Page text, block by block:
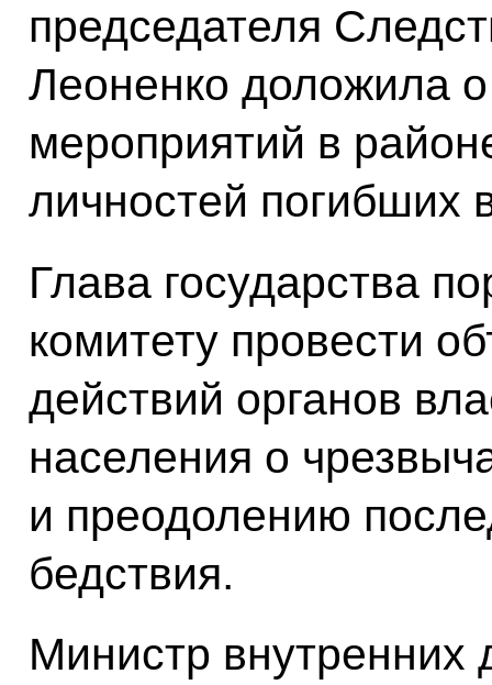
председателя
Леоненко доложила
мероприятий в
личностей погибших
Глава государства
комитету провести
действий органов
населения о
и преодолению
бедствия.
Министр внутренних